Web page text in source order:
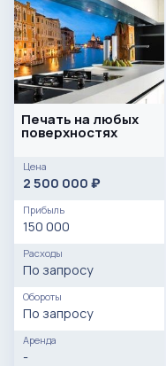
Печать на любых
поверхностях
Цена
2 500 000 ₽
Прибыль
150 000
Расходы
По запросу
Обороты
По запросу
Аренда
-